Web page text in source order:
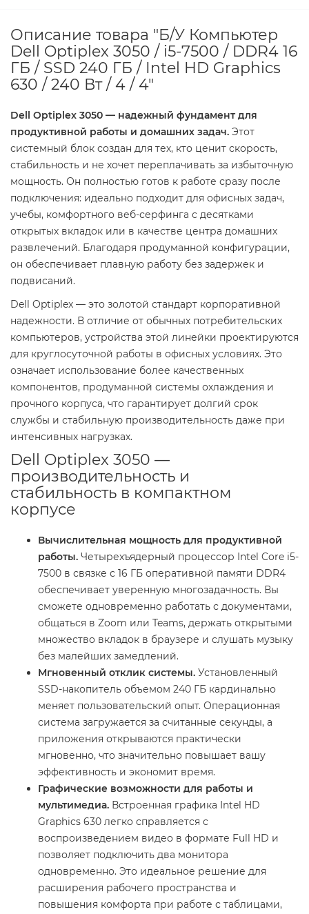
Описание товара "Б/У Компьютер
Dell Optiplex 3050 / i5-7500 / DDR4 16
ГБ / SSD 240 ГБ / Intel HD Graphics
630 / 240 Вт / 4 / 4"
Dell Optiplex 3050 — надежный фундамент для
продуктивной работы и домашних задач. Этот
системный блок создан для тех, кто ценит скорость,
стабильность и не хочет переплачивать за избыточную
мощность. Он полностью готов к работе сразу после
подключения: идеально подходит для офисных задач,
учебы, комфортного веб-серфинга с десятками
открытых вкладок или в качестве центра домашних
развлечений. Благодаря продуманной конфигурации,
он обеспечивает плавную работу без задержек и
подвисаний.
Dell Optiplex — это золотой стандарт корпоративной
надежности. В отличие от обычных потребительских
компьютеров, устройства этой линейки проектируются
для круглосуточной работы в офисных условиях. Это
означает использование более качественных
компонентов, продуманной системы охлаждения и
прочного корпуса, что гарантирует долгий срок
службы и стабильную производительность даже при
интенсивных нагрузках.
Dell Optiplex 3050 —
производительность и
стабильность в компактном
корпусе
Вычислительная мощность для продуктивной
работы. Четырехъядерный процессор Intel Core i5-
7500 в связке с 16 ГБ оперативной памяти DDR4
обеспечивает уверенную многозадачность. Вы
сможете одновременно работать с документами,
общаться в Zoom или Teams, держать открытыми
множество вкладок в браузере и слушать музыку
без малейших замедлений.
Мгновенный отклик системы. Установленный
SSD-накопитель объемом 240 ГБ кардинально
меняет пользовательский опыт. Операционная
система загружается за считанные секунды, а
приложения открываются практически
мгновенно, что значительно повышает вашу
эффективность и экономит время.
Графические возможности для работы и
мультимедиа. Встроенная графика Intel HD
Graphics 630 легко справляется с
воспроизведением видео в формате Full HD и
позволяет подключить два монитора
одновременно. Это идеальное решение для
расширения рабочего пространства и
повышения комфорта при работе с таблицами,